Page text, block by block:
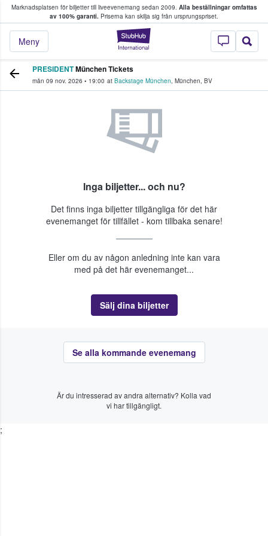
Marknadsplatsen för biljetter till liveevenemang sedan 2009. Alla beställningar omfattas
av 100% garanti. Priserna kan skilja sig från ursprungspriset.
StubHub – där
Meny
köper och säljer biljetter.
PRESIDENTMünchen Tickets
mån 09 nov. 2026 • 19:00 at Backstage München, München, BV
Inga biljetter... och nu?
Det finns inga biljetter tillgängliga för det här
evenemanget för tillfället - kom tillbaka senare!
Eller om du av någon anledning inte kan vara
med på det här evenemanget...
Sälj dina biljetter
Se alla kommande evenemang
Är du intresserad av andra alternativ? Kolla vad
vi har tillgängligt.
;